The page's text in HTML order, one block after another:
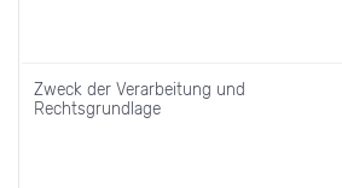
Zweck der Verarbeitung und
Rechtsgrundlage